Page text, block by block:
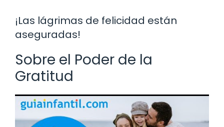
¡Las lágrimas de felicidad están
aseguradas!
Sobre el Poder de la
Gratitud